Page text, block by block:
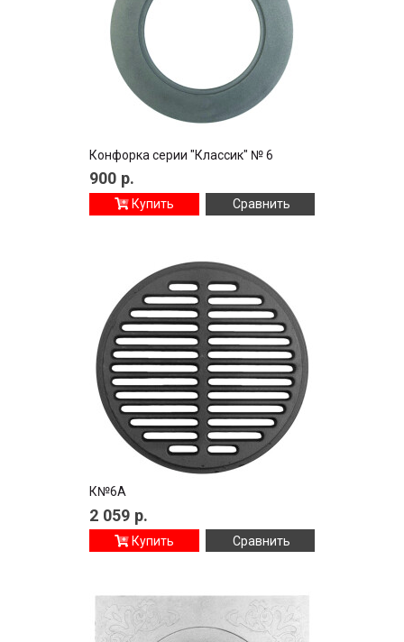
Конфорка серии "Классик" № 6
900 р.
Купить Сравнить
К№6А
2 059 р.
Купить Сравнить